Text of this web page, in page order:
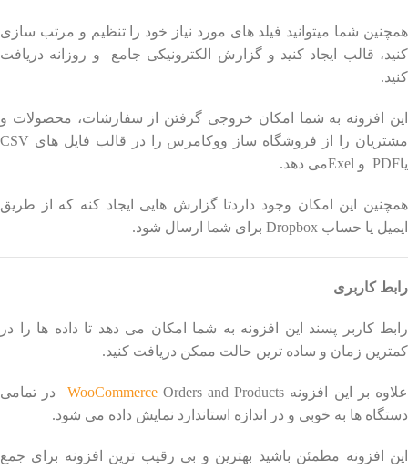
همچنین شما میتوانید فیلد های مورد نیاز خود را تنظیم و مرتب سازی
کنید، قالب ایجاد کنید و گزارش الکترونیکی جامع و روزانه دریافت
کنید.
این افزونه به شما امکان خروجی گرفتن از سفارشات، محصولات و
مشتریان را از فروشگاه ساز ووکامرس را در قالب فایل های CSV
یاPDF و Exelمی دهد.
همچنین این امکان وجود داردتا گزارش هایی ایجاد کنه که از طریق
ایمیل یا حساب Dropbox برای شما ارسال شود.
رابط کاربری
رابط کاربر پسند این افزونه به شما امکان می دهد تا داده ها را در
کمترین زمان و ساده ترین حالت ممکن دریافت کنید.
علاوه بر این افزونه WooCommerce Orders and Products در تمامی
دستگاه ها به خوبی و در اندازه استاندارد نمایش داده می شود.
این افزونه مطمئن باشید بهترین و بی رقیب ترین افزونه برای جمع